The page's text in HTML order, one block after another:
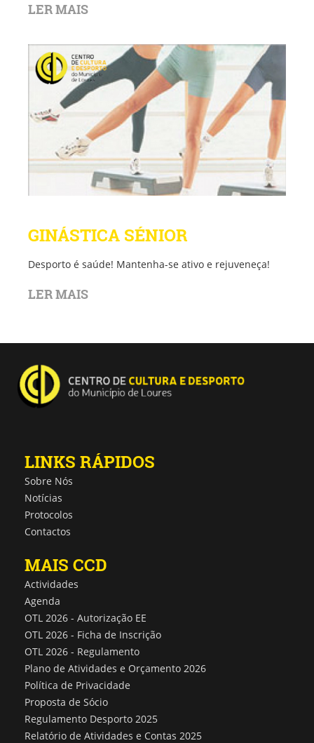
LER MAIS
GINÁSTICA SÉNIOR
Desporto é saúde! Mantenha-se ativo e rejuveneça!
LER MAIS
LINKS RÁPIDOS
Sobre Nós
Notícias
Protocolos
Contactos
MAIS CCD
Actividades
Agenda
OTL 2026 - Autorização EE
OTL 2026 - Ficha de Inscrição
OTL 2026 - Regulamento
Plano de Atividades e Orçamento 2026
Política de Privacidade
Proposta de Sócio
Regulamento Desporto 2025
Relatório de Atividades e Contas 2025